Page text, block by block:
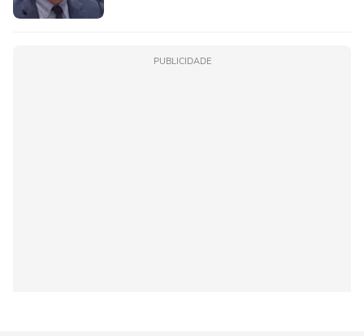
PUBLICIDADE